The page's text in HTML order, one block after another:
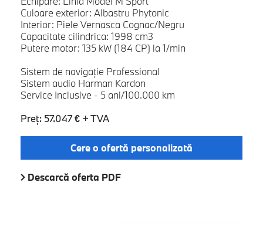
Culoare exterior: Albastru Phytonic
Interior: Piele Vernasca Cognac/Negru
Capacitate cilindrica: 1998 cm3
Putere motor: 135 kW (184 CP) la 1/min
Sistem de navigaţie Professional
Sistem audio Harman Kardon
Service Inclusive - 5 ani/100.000 km
Preţ: 57.047 € + TVA
Cere o ofertă personalizată
Descarcă oferta PDF